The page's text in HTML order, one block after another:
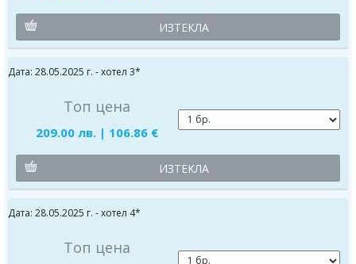
ИЗТЕКЛА
Дата: 28.05.2025 г. - хотел 3*
Топ цена
209.00 лв. | 106.86 €
ИЗТЕКЛА
Дата: 28.05.2025 г. - хотел 4*
Топ цена